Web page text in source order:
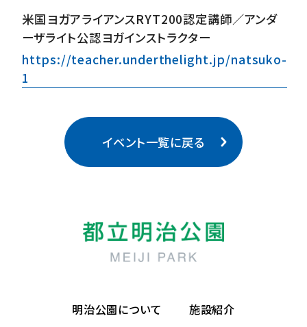
米国ヨガアライアンスRYT200認定講師／アンダ
ーザライト公認ヨガインストラクター
https://teacher.underthelight.jp/natsuko-
1
イベント一覧に戻る
明治公園について
施設紹介